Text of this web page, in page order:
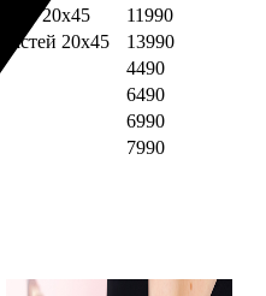
20х45
11990
20х45
13990
4490
6490
6990
7990